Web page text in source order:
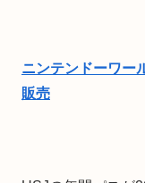
ニンテンドーワー
販売